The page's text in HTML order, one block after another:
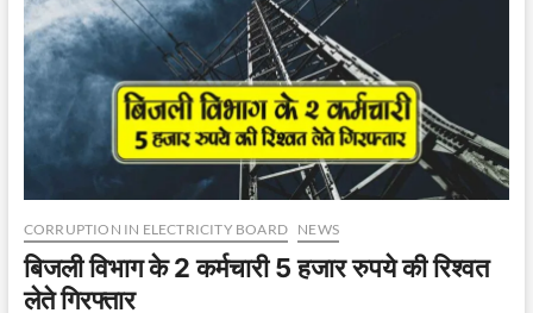
सकी
पावर
लाइन
CORRUPTION IN ELECTRICITY BOARD NEWS
बिजली विभाग के 2 कर्मचारी 5 हजार रुपये की रिश्वत
लेते गिरफ्तार